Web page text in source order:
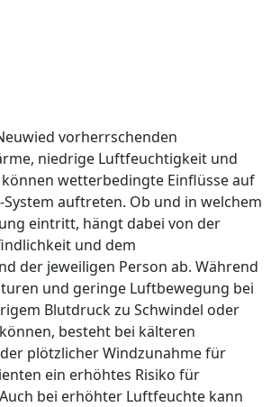
vorherrschenden
niedrige Luftfeuchtigkeit und
wetterbedingte Einflüsse auf
auftreten. Ob und in welchem
eintritt, hängt dabei von der
und dem
der jeweiligen Person ab. Während
und geringe Luftbewegung bei
Blutdruck zu Schwindel oder
besteht bei kälteren
plötzlicher Windzunahme für
ein erhöhtes Risiko für
bei erhöhter Luftfeuchte kann